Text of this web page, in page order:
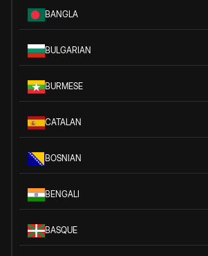
BANGLA
BULGARIAN
BURMESE
CATALAN
BOSNIAN
BENGALI
BASQUE